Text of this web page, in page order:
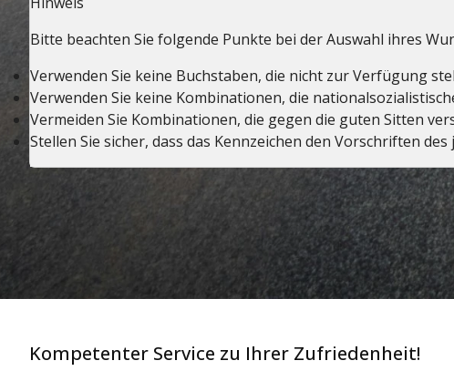
Kompetenter Service zu Ihrer Zufriedenheit!